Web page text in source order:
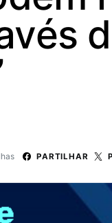
PARTILHAR